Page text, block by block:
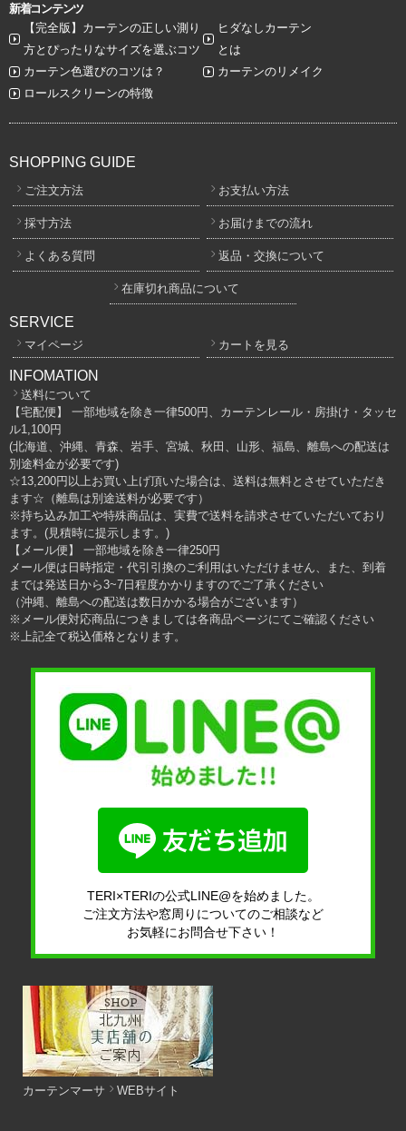
新着コンテンツ
【完全版】カーテンの正しい測り
方とぴったりなサイズを選ぶコツ
ヒダなしカーテン
とは
カーテン色選びのコツは？
カーテンのリメイク
ロールスクリーンの特徴
SHOPPING GUIDE
ご注文方法 お支払い方法
採寸方法 お届けまでの流れ
よくある質問 返品・交換について
在庫切れ商品について
SERVICE
マイページ カートを見る
INFOMATION
送料について
【宅配便】 一部地域を除き一律500円、カーテンレール・房掛け・タッセ
ル1,100円
(北海道、沖縄、青森、岩手、宮城、秋田、山形、福島、離島への配送は
別途料金が必要です)
☆13,200円以上お買い上げ頂いた場合は、送料は無料とさせていただき
ます☆（離島は別途送料が必要です）
※持ち込み加工や特殊商品は、実費で送料を請求させていただいており
ます。(見積時に提示します。)
【メール便】 一部地域を除き一律250円
メール便は日時指定・代引引換のご利用はいただけません、また、到着
までは発送日から3~7日程度かかりますのでご了承ください
（沖縄、離島への配送は数日かかる場合がございます）
※メール便対応商品につきましては各商品ページにてご確認ください
※上記全て税込価格となります。
TERI×TERIの公式LINE@を始めました。
ご注文方法や窓周りについてのご相談など
お気軽にお問合せ下さい！
カーテンマーサ WEBサイト